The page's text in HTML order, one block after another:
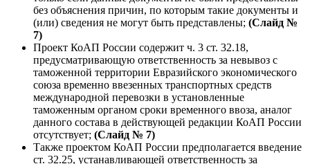
без объяснения причин, по которым такие документы и
(или) сведения не могут быть представлены; (Слайд №
7)
Проект КоАП России содержит ч. 3 ст. 32.18,
предусматривающую ответственность за невывоз с
таможенной территории Евразийского экономического
союза временно ввезенных транспортных средств
международной перевозки в установленные
таможенным органом сроки временного ввоза, аналог
данного состава в действующей редакции КоАП России
отсутствует; (Слайд № 7)
Также проектом КоАП России предполагается введение
ст. 32.25, устанавливающей ответственность за